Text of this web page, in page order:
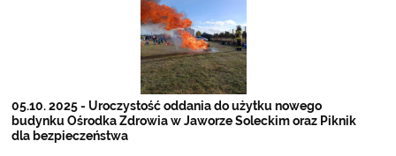
05.10. 2025 - Uroczystość oddania do użytku nowego
budynku Ośrodka Zdrowia w Jaworze Soleckim oraz Piknik
dla bezpieczeństwa